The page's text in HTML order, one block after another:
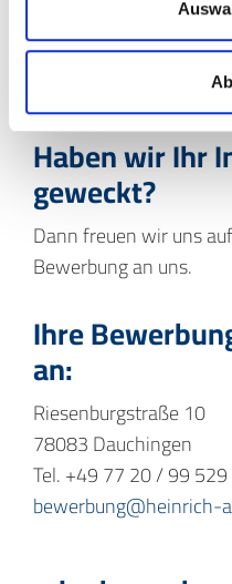
Alle
Haben wir Ihr
geweckt?
Dann freuen wir uns
Bewerbung an uns.
Ihre
an:
Riesenburgstraße 10
78083 Dauchingen
Tel. +49 77 20 / 99
bewerbung@heinrich-